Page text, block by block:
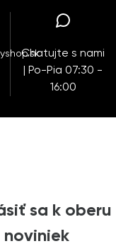
Chatujte s nami
| Po-Pia 07:30 -
16:00
sa k oberu
noviniek